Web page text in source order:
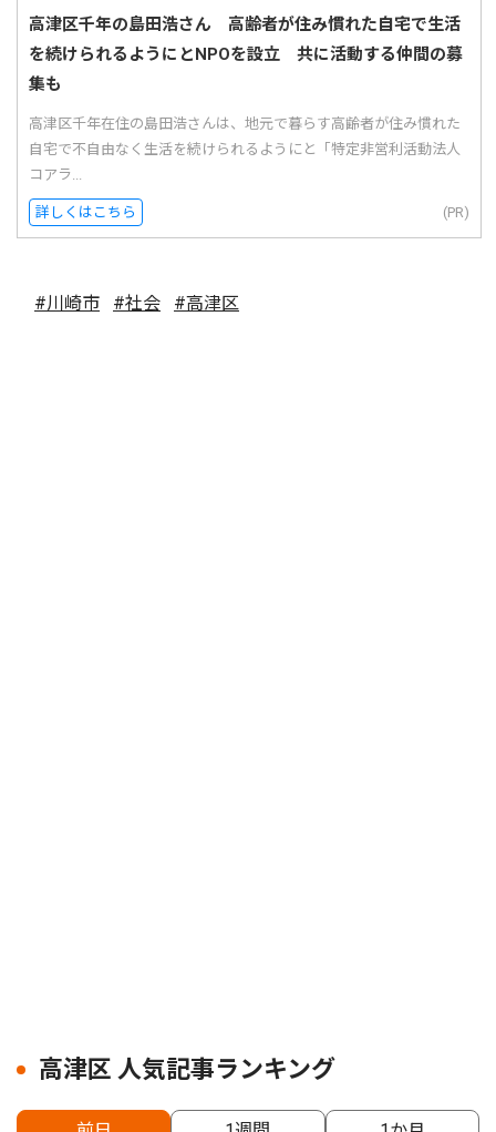
高津区千年の島田浩さん 高齢者が住み慣れた自宅で生活
を続けられるようにとNPOを設立 共に活動する仲間の募
集も
高津区千年在住の島田浩さんは、地元で暮らす高齢者が住み慣れた
自宅で不自由なく生活を続けられるようにと「特定非営利活動法人
コアラ...
詳しくはこちら (PR)
#川崎市 #社会 #高津区
高津区 人気記事ランキング